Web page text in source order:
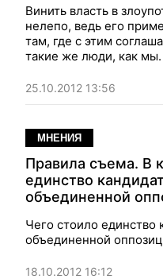
Винить власть в
нелепо, ведь его применение возможно только
там, где с этим
такие же люди, как
25.10.2012 13:56
МНЕНИЯ
Правила съема. В
единство
объединенной
Чего стоило единство
объединенной
18.10.2012 16:12